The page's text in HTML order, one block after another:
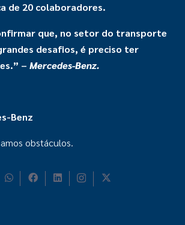
de 20 colaboradores.
que, no setor do transporte
desafios, é preciso ter
– Mercedes-Benz.
Benz
obstáculos.